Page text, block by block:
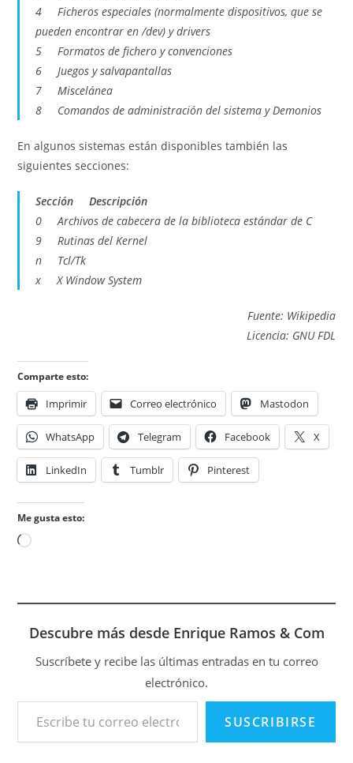
4 Ficheros especiales (normalmente dispositivos, que se
pueden encontrar en /dev) y drivers
5 Formatos de fichero y convenciones
6 Juegos y salvapantallas
7 Miscelánea
8 Comandos de administración del sistema y Demonios
En algunos sistemas están disponibles también las
siguientes secciones:
Sección Descripción
0 Archivos de cabecera de la biblioteca estándar de C
9 Rutinas del Kernel
n Tcl/Tk
x X Window System
Fuente: Wikipedia
Licencia: GNU FDL
Comparte esto:
Imprimir Correo electrónico Mastodon
WhatsApp Telegram Facebook X
LinkedIn Tumblr Pinterest
Me gusta esto:
Cargando...
Descubre más desde Enrique Ramos & Com
Suscríbete y recibe las últimas entradas en tu correo
electrónico.
Escribe tu correo electrónico…
SUSCRIBIRSE